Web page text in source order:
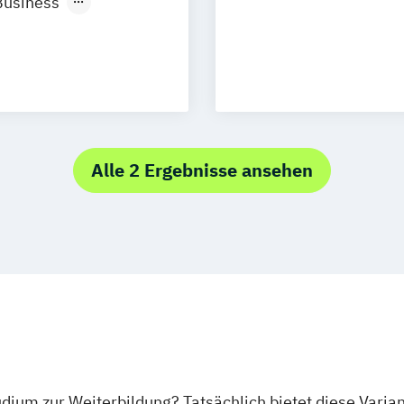
Neu-Ulm
Alle 2 Ergebnisse ansehen